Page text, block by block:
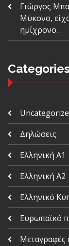
Γιώργος
Μύκονο,
ημίχρονο…
Categories
Δηλώσεις
Ελληνική Α1
Ελληνική Α2
Ελληνικό
Ευρωπαϊκό
Μεταγραφές